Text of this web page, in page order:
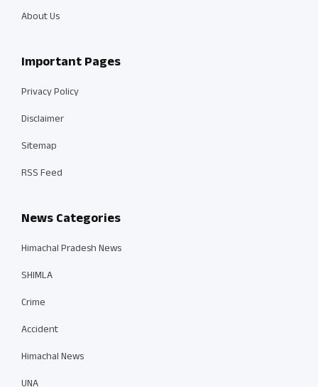
About Us
Important Pages
Privacy Policy
Disclaimer
Sitemap
RSS Feed
News Categories
Himachal Pradesh News
SHIMLA
Crime
Accident
Himachal News